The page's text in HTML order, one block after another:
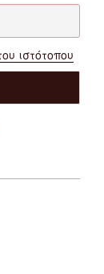
ιστότοπου